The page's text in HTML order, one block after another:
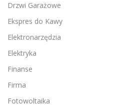
Drzwi Garażowe
Ekspres do Kawy
Elektronarzędzia
Elektryka
Finanse
Firma
Fotowoltaika